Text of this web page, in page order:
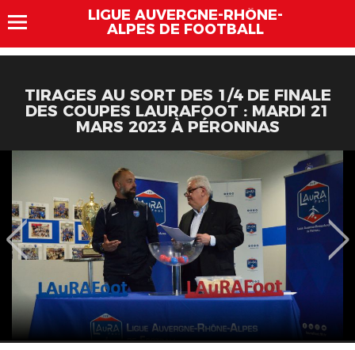
LIGUE AUVERGNE-RHÔNE-
ALPES DE FOOTBALL
TIRAGES AU SORT DES 1/4 DE FINALE
DES COUPES LAURAFOOT : MARDI 21
MARS 2023 À PÉRONNAS